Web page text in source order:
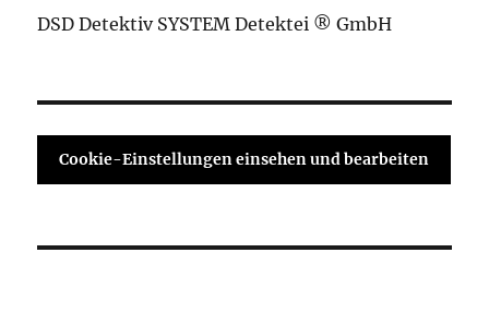
DSD Detektiv SYSTEM Detektei ® GmbH
Cookie-Einstellungen einsehen und bearbeiten